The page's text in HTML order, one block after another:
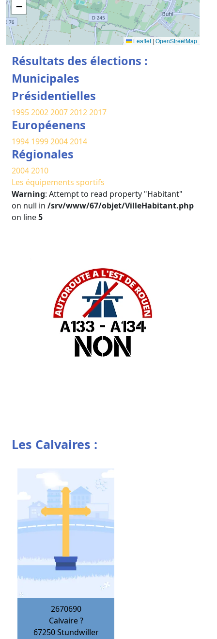
−
Leaflet | OpenStreetMap
Résultats des élections :
Municipales
Présidentielles
19952002200720122017
Européenens
1994 199920042014
Régionales
20042010
Les équipements sportifs
Warning: Attempt to read property "Habitant"
on null in /srv/www/67/objet/VilleHabitant.php
on line5
Les Calvaires :
2670690
Calvaire ?
67250 Stundwiller